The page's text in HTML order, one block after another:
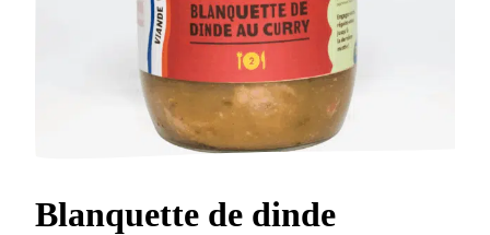
Blanquette de dinde